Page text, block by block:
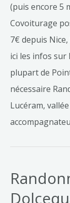
(puis encore 5
Covoiturage
7€ depuis
ici les infos sur
plupart de
nécessaire
Lucéram,